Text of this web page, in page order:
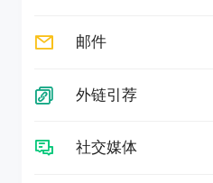
邮件
外链引荐
社交媒体